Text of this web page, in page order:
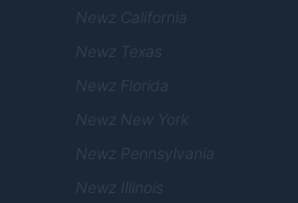
Newz California
Newz Texas
Newz Florida
Newz New York
Newz Pennsylvania
Newz Illinois